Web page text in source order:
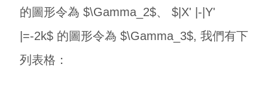
的圖形令為 $\Gamma_2$、 $|X' |-|Y'
|=-2k$ 的圖形令為 $\Gamma_3$, 我們有下
列表格：